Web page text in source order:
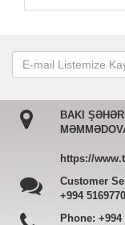
BAKI
https://
Customer
+994
Phone: +994